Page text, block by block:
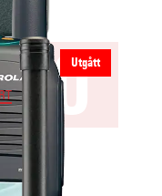
Utgått